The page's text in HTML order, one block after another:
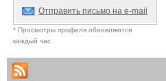
Отправить письмо на e-mail
* Просмотры профиля обновляются
каждый час